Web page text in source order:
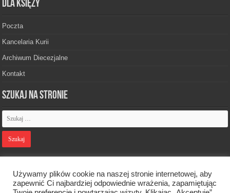
Dla księży
Poczta
Kancelaria Kurii
Archiwum Diecezjalne
Kontakt
Szukaj na stronie
Używamy plików cookie na naszej stronie internetowej, aby
zapewnić Ci najbardziej odpowiednie wrażenia, zapamiętując